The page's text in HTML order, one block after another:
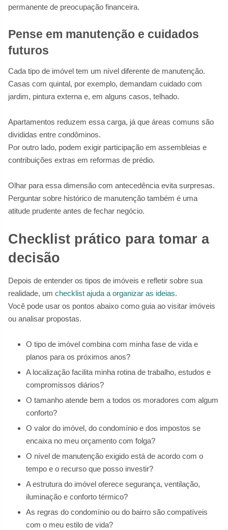
permanente de preocupação financeira.
Pense em manutenção e cuidados
futuros
Cada tipo de imóvel tem um nível diferente de manutenção.
Casas com quintal, por exemplo, demandam cuidado com
jardim, pintura externa e, em alguns casos, telhado.
Apartamentos reduzem essa carga, já que áreas comuns são
divididas entre condôminos.
Por outro lado, podem exigir participação em assembleias e
contribuições extras em reformas de prédio.
Olhar para essa dimensão com antecedência evita surpresas.
Perguntar sobre histórico de manutenção também é uma
atitude prudente antes de fechar negócio.
Checklist prático para tomar a
decisão
Depois de entender os tipos de imóveis e refletir sobre sua
realidade, um checklist ajuda a organizar as ideias.
Você pode usar os pontos abaixo como guia ao visitar imóveis
ou analisar propostas.
O tipo de imóvel combina com minha fase de vida e
planos para os próximos anos?
A localização facilita minha rotina de trabalho, estudos e
compromissos diários?
O tamanho atende bem a todos os moradores com algum
conforto?
O valor do imóvel, do condomínio e dos impostos se
encaixa no meu orçamento com folga?
O nível de manutenção exigido está de acordo com o
tempo e o recurso que posso investir?
A estrutura do imóvel oferece segurança, ventilação,
iluminação e conforto térmico?
As regras do condomínio ou do bairro são compatíveis
com o meu estilo de vida?